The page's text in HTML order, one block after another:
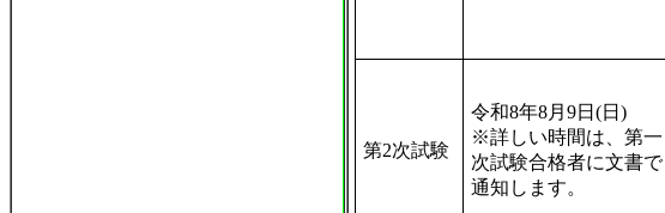
第2次試験
令和8年8月9日(日)
※詳しい時間は、第一
次試験合格者に文書で
通知します。